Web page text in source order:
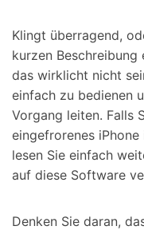
Klingt überragend,
kurzen Beschreibung
das wirklicht nicht
einfach zu bedienen
Vorgang leiten. Falls
eingefrorenes
lesen Sie einfach
auf diese Software
Denken Sie daran,